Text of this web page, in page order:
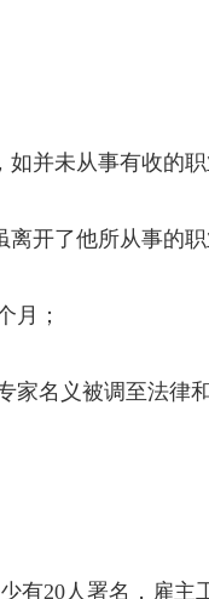
如并未从事有收的
离开了他所从事的
月；
家名义被调至法律
有20人署名，雇主